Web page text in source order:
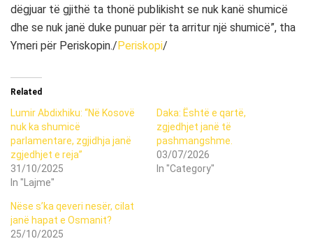
dëgjuar të gjithë ta thonë publikisht se nuk kanë shumicë
dhe se nuk janë duke punuar për ta arritur një shumicë”, tha
Ymeri për Periskopin./Periskopi/
Related
Lumir Abdixhiku: “Në Kosovë
nuk ka shumicë
parlamentare, zgjidhja janë
zgjedhjet e reja”
31/10/2025
In "Lajme"
Daka: Është e qartë,
zgjedhjet janë të
pashmangshme.
03/07/2026
In "Category"
Nëse s’ka qeveri nesër, cilat
janë hapat e Osmanit?
25/10/2025